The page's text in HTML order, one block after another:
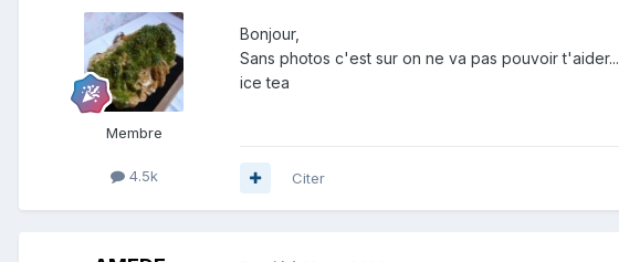
Membre
4.5k
Bonjour,
Sans photos c'est sur on ne va pas pouvoir t'aider...
ice tea
Citer